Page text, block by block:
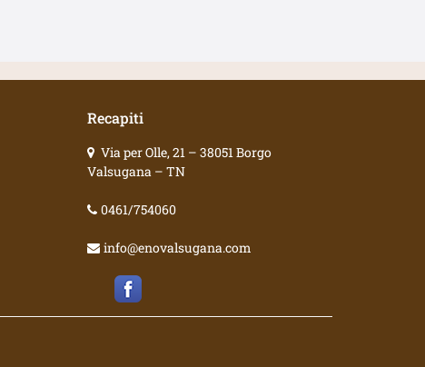
Recapiti
Via per Olle, 21 – 38051 Borgo
Valsugana – TN
0461/754060
info@enovalsugana.com